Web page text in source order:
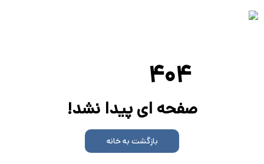
۴۰۴
صفحه ای پیدا نشد!
بازگشت به خانه